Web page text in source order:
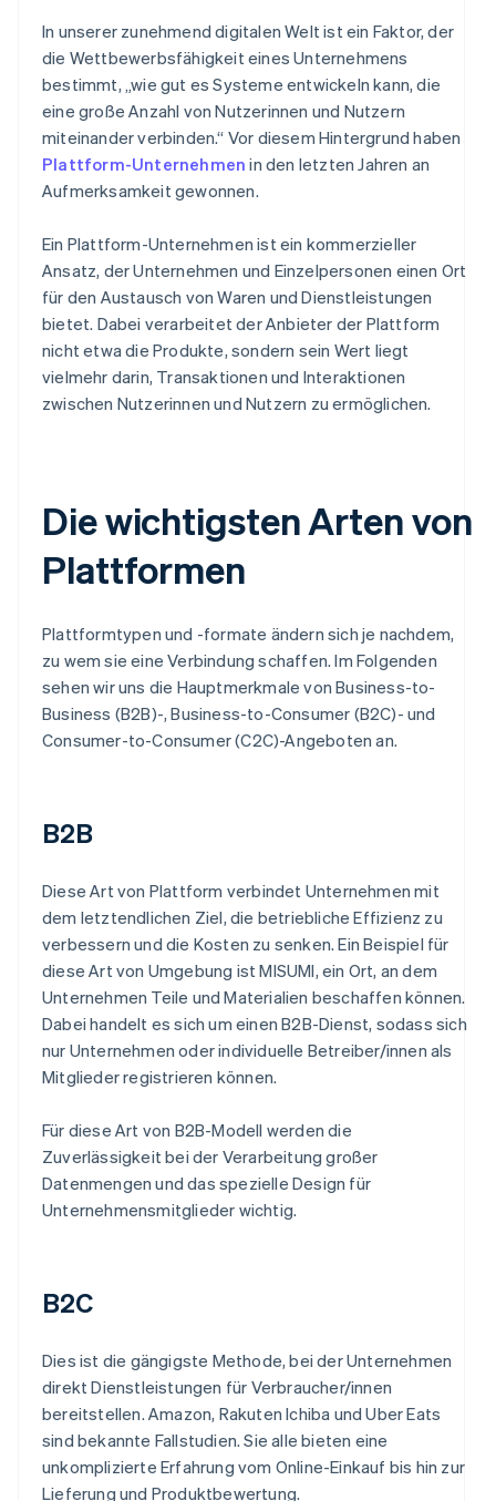
In unserer zunehmend digitalen Welt ist ein Faktor, der
die Wettbewerbsfähigkeit eines Unternehmens
bestimmt, „wie gut es Systeme entwickeln kann, die
eine große Anzahl von Nutzerinnen und Nutzern
miteinander verbinden.“ Vor diesem Hintergrund haben
Plattform-Unternehmen in den letzten Jahren an
Aufmerksamkeit gewonnen.
Ein Plattform-Unternehmen ist ein kommerzieller
Ansatz, der Unternehmen und Einzelpersonen einen Ort
für den Austausch von Waren und Dienstleistungen
bietet. Dabei verarbeitet der Anbieter der Plattform
nicht etwa die Produkte, sondern sein Wert liegt
vielmehr darin, Transaktionen und Interaktionen
zwischen Nutzerinnen und Nutzern zu ermöglichen.
Die wichtigsten Arten von
Plattformen
Plattformtypen und -formate ändern sich je nachdem,
zu wem sie eine Verbindung schaffen. Im Folgenden
sehen wir uns die Hauptmerkmale von Business-to-
Business (B2B)-, Business-to-Consumer (B2C)- und
Consumer-to-Consumer (C2C)-Angeboten an.
B2B
Diese Art von Plattform verbindet Unternehmen mit
dem letztendlichen Ziel, die betriebliche Effizienz zu
verbessern und die Kosten zu senken. Ein Beispiel für
diese Art von Umgebung ist MISUMI, ein Ort, an dem
Unternehmen Teile und Materialien beschaffen können.
Dabei handelt es sich um einen B2B-Dienst, sodass sich
nur Unternehmen oder individuelle Betreiber/innen als
Mitglieder registrieren können.
Für diese Art von B2B-Modell werden die
Zuverlässigkeit bei der Verarbeitung großer
Datenmengen und das spezielle Design für
Unternehmensmitglieder wichtig.
B2C
Dies ist die gängigste Methode, bei der Unternehmen
direkt Dienstleistungen für Verbraucher/innen
bereitstellen. Amazon, Rakuten Ichiba und Uber Eats
sind bekannte Fallstudien. Sie alle bieten eine
unkomplizierte Erfahrung vom Online-Einkauf bis hin zur
Lieferung und Produktbewertung.